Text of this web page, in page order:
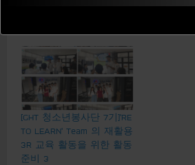
[GHT 청소년봉사단 7기]’RE
TO LEARN’ Team 의 재활용
3R 교육 활동을 위한 활동
준비 3